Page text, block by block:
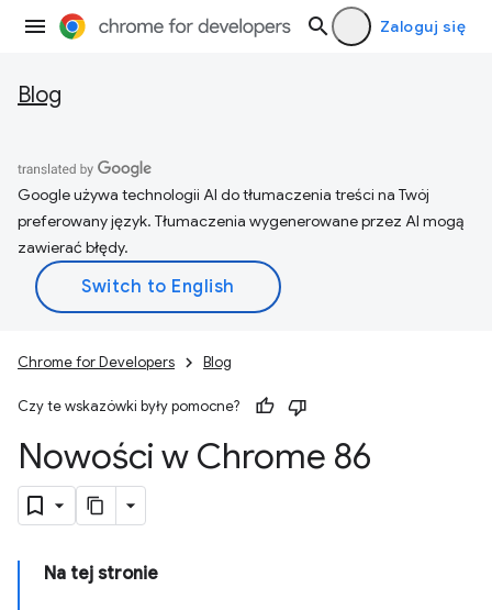
Zaloguj się
Blog
Google używa technologii AI do tłumaczenia treści na Twój
preferowany język. Tłumaczenia wygenerowane przez AI mogą
zawierać błędy.
Chrome for Developers Blog
Czy te wskazówki były pomocne?
Nowości w Chrome 86
Na tej stronie